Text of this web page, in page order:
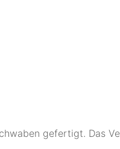
gefertigt. Das